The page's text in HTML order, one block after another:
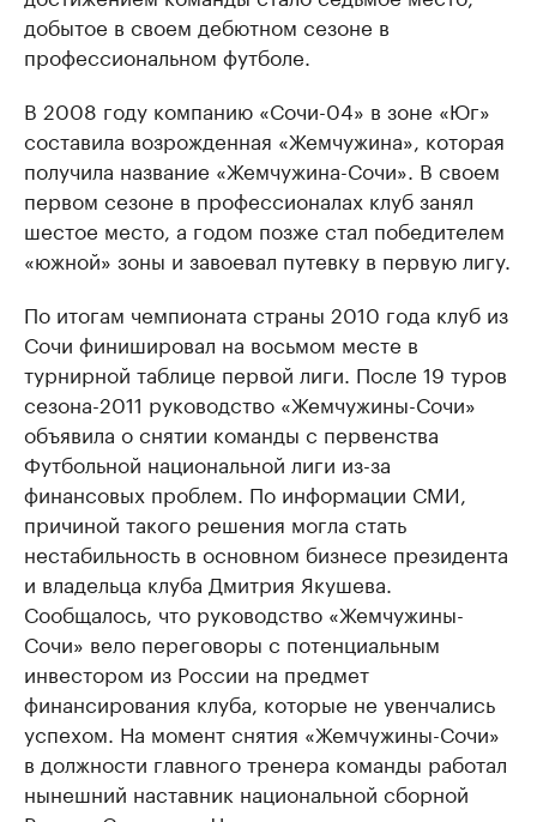
добытое в своем дебютном сезоне в
профессиональном футболе.
В 2008 году компанию «Сочи-04» в зоне «Юг»
составила возрожденная «Жемчужина», которая
получила название «Жемчужина-Сочи». В своем
первом сезоне в профессионалах клуб занял
шестое место, а годом позже стал победителем
«южной» зоны и завоевал путевку в первую лигу.
По итогам чемпионата страны 2010 года клуб из
Сочи финишировал на восьмом месте в
турнирной таблице первой лиги. После 19 туров
сезона-2011 руководство «Жемчужины-Сочи»
объявила о снятии команды с первенства
Футбольной национальной лиги из-за
финансовых проблем. По информации СМИ,
причиной такого решения могла стать
нестабильность в основном бизнесе президента
и владельца клуба Дмитрия Якушева.
Сообщалось, что руководство «Жемчужины-
Сочи» вело переговоры с потенциальным
инвестором из России на предмет
финансирования клуба, которые не увенчались
успехом. На момент снятия «Жемчужины-Сочи»
в должности главного тренера команды работал
нынешний наставник национальной сборной